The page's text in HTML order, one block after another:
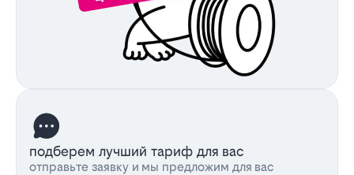
подберем лучший тариф для вас
отправьте заявку и мы предложим для вас